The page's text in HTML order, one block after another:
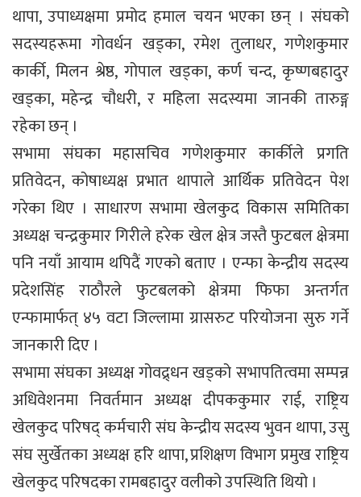
थापा, उपाध्यक्षमा प्रमोद हमाल चयन भएका छन् । संघको
सदस्यहरूमा गोवर्धन खड्का, रमेश तुलाधर, गणेशकुमार
कार्की, मिलन श्रेष्ठ, गोपाल खड्का, कर्ण चन्द, कृष्णबहादुर
खड्का, महेन्द्र चौधरी, र महिला सदस्यमा जानकी तारुङ्ग
रहेका छन् ।
सभामा संघका महासचिव गणेशकुमार कार्कीले प्रगति
प्रतिवेदन, कोषाध्यक्ष प्रभात थापाले आर्थिक प्रतिवेदन पेश
गरेका थिए । साधारण सभामा खेलकुद विकास समितिका
अध्यक्ष चन्द्रकुमार गिरीले हरेक खेल क्षेत्र जस्तै फुटबल क्षेत्रमा
पनि नयाँ आयाम थपिदैं गएको बताए । एन्फा केन्द्रीय सदस्य
प्रदेशसिंह राठौरले फुटबलको क्षेत्रमा फिफा अन्तर्गत
एन्फामार्फत् ४५ वटा जिल्लामा ग्रासरुट परियोजना सुरु गर्ने
जानकारी दिए ।
सभामा संघका अध्यक्ष गोवद्र्धन खड्को सभापतित्वमा सम्पन्न
अधिवेशनमा निवर्तमान अध्यक्ष दीपककुमार राई, राष्ट्रिय
खेलकुद परिषद् कर्मचारी संघ केन्द्रीय सदस्य भुवन थापा, उसु
संघ सुर्खेतका अध्यक्ष हरि थापा, प्रशिक्षण विभाग प्रमुख राष्ट्रिय
खेलकुद परिषदका रामबहादुर वलीको उपस्थिति थियो ।